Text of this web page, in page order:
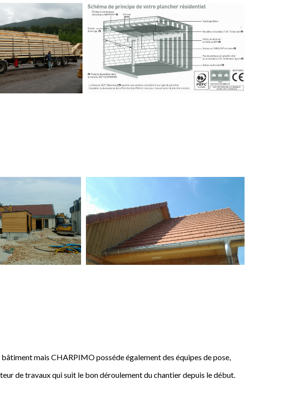
mais CHARPIMO posséde également des équipes de pose,
de travaux qui suit le bon déroulement du chantier depuis le début.